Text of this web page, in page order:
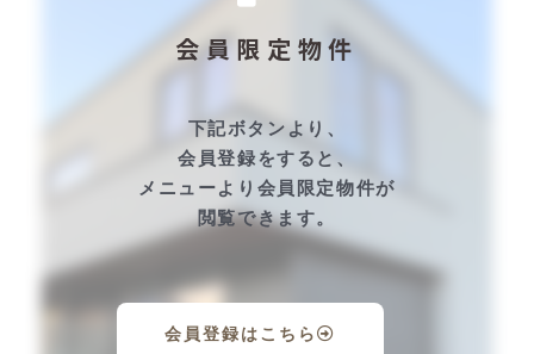
会員限定物件
下記ボタンより、
会員登録をすると、
メニューより会員限定物件が
閲覧できます。
会員登録はこちら